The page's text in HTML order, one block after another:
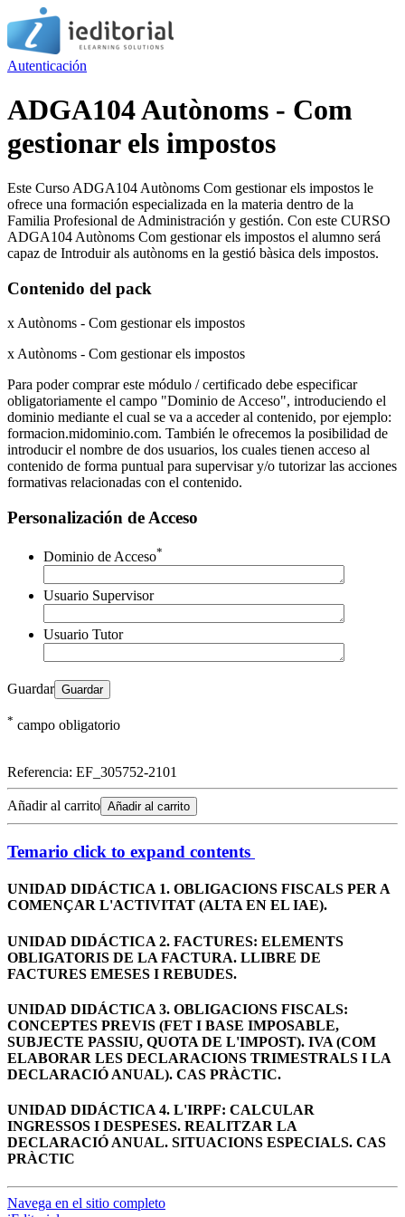
Autenticación
ADGA104 Autònoms - Com
gestionar els impostos
Este Curso ADGA104 Autònoms Com gestionar els impostos le
ofrece una formación especializada en la materia dentro de la
Familia Profesional de Administración y gestión. Con este CURSO
ADGA104 Autònoms Com gestionar els impostos el alumno será
capaz de Introduir als autònoms en la gestió bàsica dels impostos.
Contenido del pack
x Autònoms - Com gestionar els impostos
x Autònoms - Com gestionar els impostos
Para poder comprar este módulo / certificado debe especificar
obligatoriamente el campo "Dominio de Acceso", introduciendo el
dominio mediante el cual se va a acceder al contenido, por ejemplo:
formacion.midominio.com. También le ofrecemos la posibilidad de
introducir el nombre de dos usuarios, los cuales tienen acceso al
contenido de forma puntual para supervisar y/o tutorizar las acciones
formativas relacionadas con el contenido.
Personalización de Acceso
Dominio de Acceso*
Usuario Supervisor
Usuario Tutor
Guardar
* campo obligatorio
Referencia: EF_305752-2101
Añadir al carrito Añadir al carrito
Temario click to expand contents
UNIDAD DIDÁCTICA 1. OBLIGACIONS FISCALS PER A
COMENÇAR L'ACTIVITAT (ALTA EN EL IAE).
UNIDAD DIDÁCTICA 2. FACTURES: ELEMENTS
OBLIGATORIS DE LA FACTURA. LLIBRE DE
FACTURES EMESES I REBUDES.
UNIDAD DIDÁCTICA 3. OBLIGACIONS FISCALS:
CONCEPTES PREVIS (FET I BASE IMPOSABLE,
SUBJECTE PASSIU, QUOTA DE L'IMPOST). IVA (COM
ELABORAR LES DECLARACIONS TRIMESTRALS I LA
DECLARACIÓ ANUAL). CAS PRÀCTIC.
UNIDAD DIDÁCTICA 4. L'IRPF: CALCULAR
INGRESSOS I DESPESES. REALITZAR LA
DECLARACIÓ ANUAL. SITUACIONS ESPECIALS. CAS
PRÀCTIC
Navega en el sitio completo